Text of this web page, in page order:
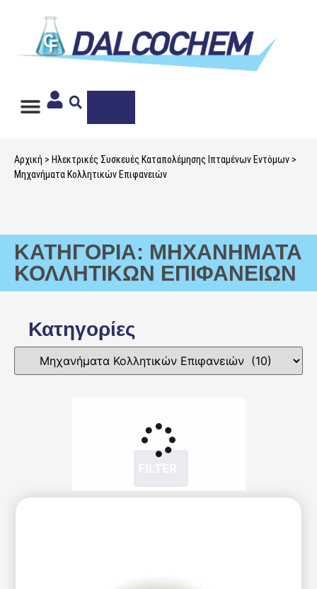
Αρχική > Ηλεκτρικές Συσκευές Καταπολέμησης Ιπταμένων Εντόμων >
Μηχανήματα Κολλητικών Επιφανειών
ΚΑΤΗΓΟΡΊΑ: ΜΗΧΑΝΉΜΑΤΑ
ΚΟΛΛΗΤΙΚΏΝ ΕΠΙΦΑΝΕΙΏΝ
Κατηγορίες